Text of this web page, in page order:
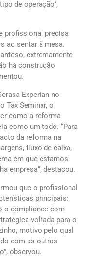
de operação”,
profissional precisa
ao sentar à mesa.
extremamente
há construção
Experian no
Tax Seminar, o
como a reforma
como um todo. “Para
da reforma na
fluxo de caixa,
em que estamos
empresa”, destacou.
que o profissional
principais:
o compliance com
voltada para o
motivo pelo qual
com as outras
observou.